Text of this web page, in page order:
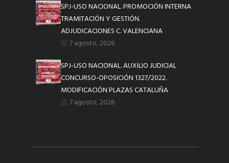
SPJ-USO NACIONAL. PROMOCIÓN INTERNA
TRAMITACIÓN Y GESTIÓN.
ADJUDICACIONES C. VALENCIANA
7 agosto, 2026
SPJ-USO NACIONAL. AUXILIO JUDICIAL
CONCURSO-OPOSICIÓN 1327/2022.
MODIFICACIÓN PLAZAS CATALUÑA
7 agosto, 2026